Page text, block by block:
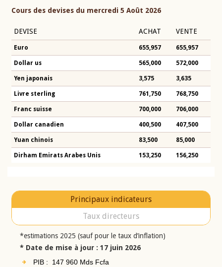
Cours des devises du mercredi 5 Août 2026
DEVISE ACHAT VENTE
Euro 655,957 655,957
Dollar us 565,000 572,000
Yen japonais 3,575 3,635
Livre sterling 761,750 768,750
Franc suisse 700,000 706,000
Dollar canadien 400,500 407,500
Yuan chinois 83,500 85,000
Dirham Emirats Arabes Unis 153,250 156,250
Principaux indicateurs
Taux directeurs
*estimations 2025 (sauf pour le taux d’inflation)
* Date de mise à jour : 17 juin 2026
PIB : 147 960 Mds Fcfa